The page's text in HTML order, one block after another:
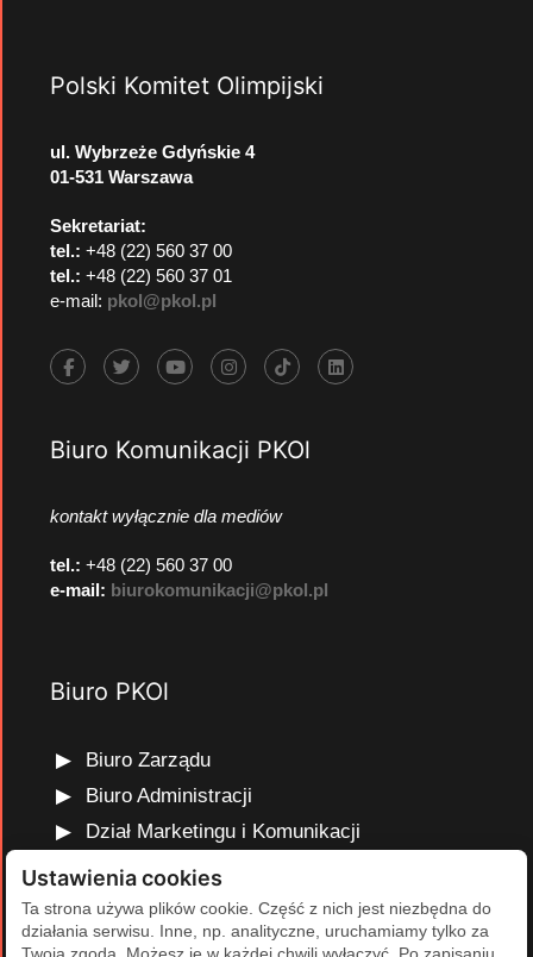
Polski Komitet Olimpijski
ul. Wybrzeże Gdyńskie 4
01-531 Warszawa
Sekretariat:
tel.: +48 (22) 560 37 00
tel.: +48 (22) 560 37 01
e-mail: pkol@pkol.pl
Biuro Komunikacji PKOl
kontakt wyłącznie dla mediów
tel.: +48 (22) 560 37 00
e-mail: biurokomunikacji@pkol.pl
Biuro PKOl
Biuro Zarządu
Biuro Administracji
Dział Marketingu i Komunikacji
Dział Edukacji Olimpijskiej
Dział Finansów i Kadr
Dział Projektów Olimpijskich
Ustawienia cookies
Ta strona używa plików cookie. Część z nich jest niezbędna do
działania serwisu. Inne, np. analityczne, uruchamiamy tylko za